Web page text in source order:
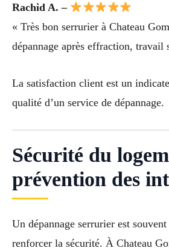
Rachid A. –
« Très bon serrurier à Chateau
dépannage après effraction, travail
La satisfaction client est un
qualité d’un service de dépannage.
Sécurité du
prévention des
Un dépannage serrurier est
renforcer la sécurité. À Chateau